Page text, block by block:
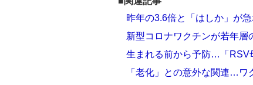
昨年の3.6倍と「はしか」が
新型コロナワクチンが若年層
生まれる前から予防…「RSV
「老化」との意外な関連…ワ